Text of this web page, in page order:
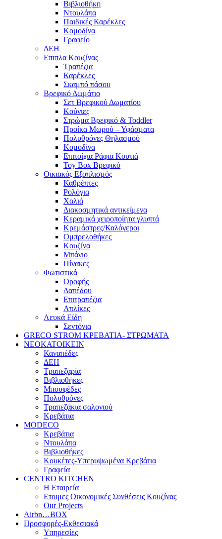
Βιβλιοθήκη
Ντουλάπα
Παιδικές Καρέκλες
Κομοδίνα
Γραφείο
ΔΕΗ
Επιπλα Κουζίνας
Τραπέζια
Καρέκλες
Σκαμπό πάσου
Βρεφικό Δωμάτιο
Σετ Βρεφικού Δωματίου
Κούνιες
Στρώμα Βρεφικό & Toddler
Προίκα Μωρού – Υφάσματα
Πολυθρόνες Θηλασμού
Κομοδίνα
Επιτοίχια Ράφια Κουτιά
Toy Box Βρεφικό
Οικιακός Εξοπλισμός
Καθρέπτες
Ρολόγια
Χαλιά
Διακοσμητικά αντικείμενα
Κεραμικά χειροποίητα γλυπτά
Κρεμάστρες/Καλόγεροι
Ομπρελοθήκες
Κουζίνα
Μπάνιο
Πίνακες
Φωτιστικά
Οροφής
Δαπέδου
Επιτραπέζια
Απλίκες
Λευκά Είδη
Σεντόνια
GRECO STROM ΚΡΕΒΑΤΙΑ- ΣΤΡΩΜΑΤΑ
ΝΕΟΚΑΤΟΙΚΕΙΝ
Καναπέδες
ΔΕΗ
Τραπεζαρία
Βιβλιοθήκες
Μπουφέδες
Πολυθρόνες
Τραπεζάκια σαλονιού
Κρεβάτια
MODECO
Κρεβάτια
Ντουλάπα
Βιβλιοθήκες
Κουκέτες-Υπερυψωμένα Κρεβάτια
Γραφεία
CENTRO KITCHEN
Η Εταιρεία
Ετοιμες Οικονομικές Συνθέσεις Κουζίνας
Our Projects
Airbn…BOX
Προσφορές-Εκθεσιακά
Υπηρεσίες